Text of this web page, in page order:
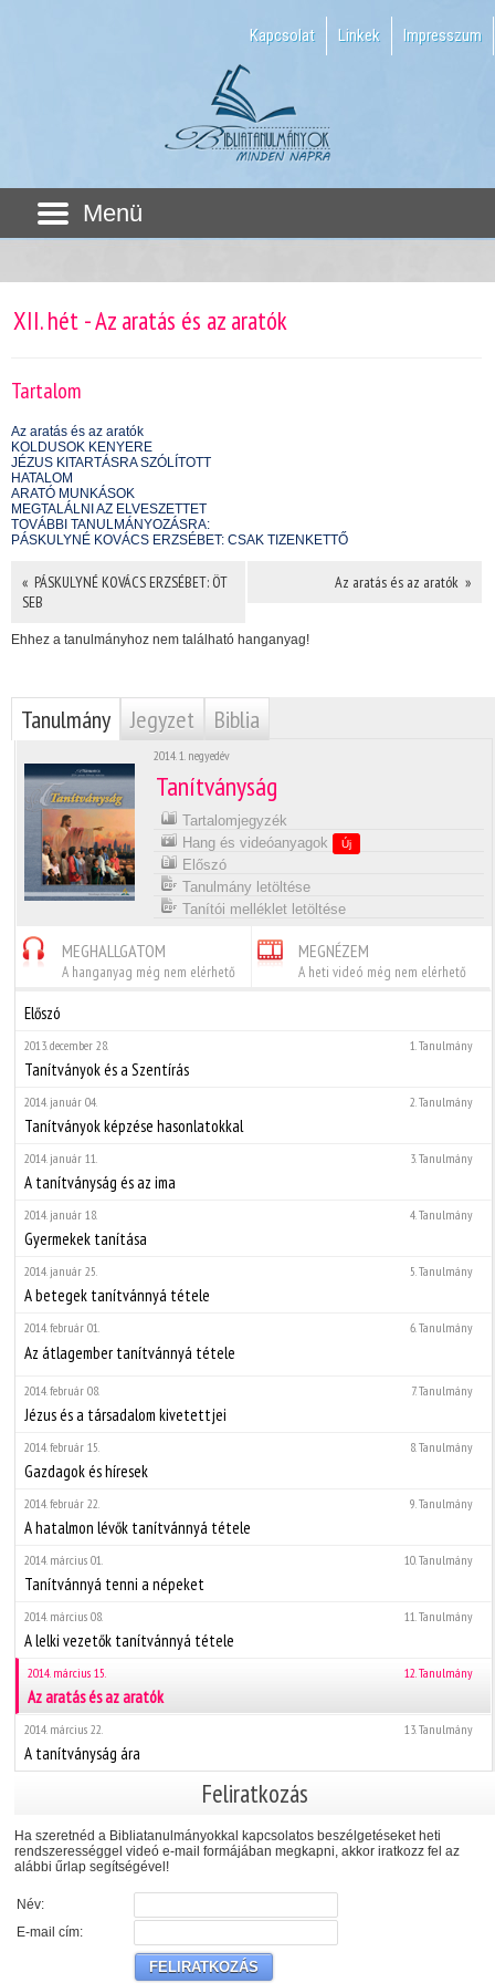
Kapcsolat Linkek Impresszum
Menü
XII. hét - Az aratás és az aratók
Tartalom
Az aratás és az aratók
KOLDUSOK KENYERE
JÉZUS KITARTÁSRA SZÓLÍTOTT
HATALOM
ARATÓ MUNKÁSOK
MEGTALÁLNI AZ ELVESZETTET
TOVÁBBI TANULMÁNYOZÁSRA:
PÁSKULYNÉ KOVÁCS ERZSÉBET: CSAK TIZENKETTŐ
« PÁSKULYNÉ KOVÁCS ERZSÉBET: ÖT
SEB
Az aratás és az aratók »
Ehhez a tanulmányhoz nem található hanganyag!
Tanulmány Jegyzet Biblia
2014. 1. negyedév
Tanítványság
Tartalomjegyzék
Hang és videóanyagok
Új
Előszó
Tanulmány letöltése
Tanítói melléklet letöltése
MEGHALLGATOM
A hanganyag még nem elérhető
MEGNÉZEM
A heti videó még nem elérhető
Előszó
1. Tanulmány
2013. december 28.
Tanítványok és a Szentírás
2. Tanulmány
2014. január 04.
Tanítványok képzése hasonlatokkal
3. Tanulmány
2014. január 11.
A tanítványság és az ima
4. Tanulmány
2014. január 18.
Gyermekek tanítása
5. Tanulmány
2014. január 25.
A betegek tanítvánnyá tétele
6. Tanulmány
2014. február 01.
Az átlagember tanítvánnyá tétele
7. Tanulmány
2014. február 08.
Jézus és a társadalom kivetettjei
8. Tanulmány
2014. február 15.
Gazdagok és híresek
9. Tanulmány
2014. február 22.
A hatalmon lévők tanítvánnyá tétele
10. Tanulmány
2014. március 01.
Tanítvánnyá tenni a népeket
11. Tanulmány
2014. március 08.
A lelki vezetők tanítvánnyá tétele
12. Tanulmány
2014. március 15.
Az aratás és az aratók
13. Tanulmány
2014. március 22.
A tanítványság ára
Feliratkozás
Ha szeretnéd a Bibliatanulmányokkal kapcsolatos beszélgetéseket heti
rendszerességgel videó e-mail formájában megkapni, akkor iratkozz fel az
alábbi űrlap segítségével!
Név:
E-mail cím: